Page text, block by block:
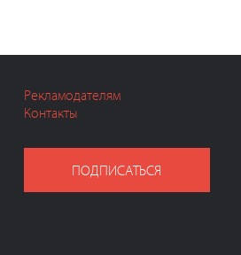
Рекламодателям
Контакты
ПОДПИСАТЬСЯ